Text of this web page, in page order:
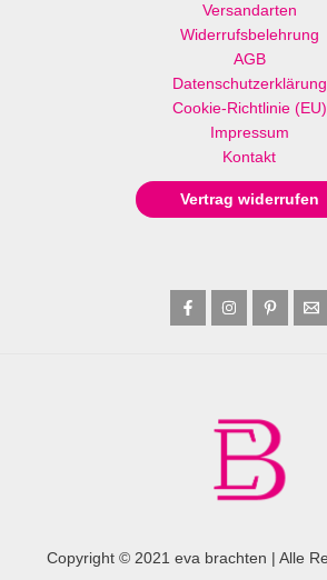
Versandarten
Widerrufsbelehrung
AGB
Datenschutzerklärung
Cookie-Richtlinie (EU)
Impressum
Kontakt
Vertrag widerrufen
Copyright © 2021 eva brachten | Alle